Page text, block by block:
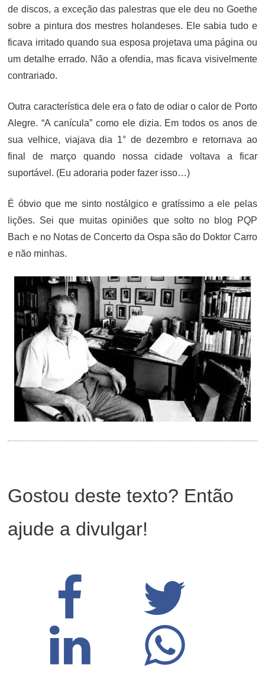
de discos, a exceção das palestras que ele deu no Goethe
sobre a pintura dos mestres holandeses. Ele sabia tudo e
ficava irritado quando sua esposa projetava uma página ou
um detalhe errado. Não a ofendia, mas ficava visivelmente
contrariado.
Outra característica dele era o fato de odiar o calor de Porto
Alegre. “A canícula” como ele dizia. Em todos os anos de
sua velhice, viajava dia 1° de dezembro e retornava ao
final de março quando nossa cidade voltava a ficar
suportável. (Eu adoraria poder fazer isso…)
É óbvio que me sinto nostálgico e gratíssimo a ele pelas
lições. Sei que muitas opiniões que solto no blog PQP
Bach e no Notas de Concerto da Ospa são do Doktor Carro
e não minhas.
Gostou deste texto? Então
ajude a divulgar!